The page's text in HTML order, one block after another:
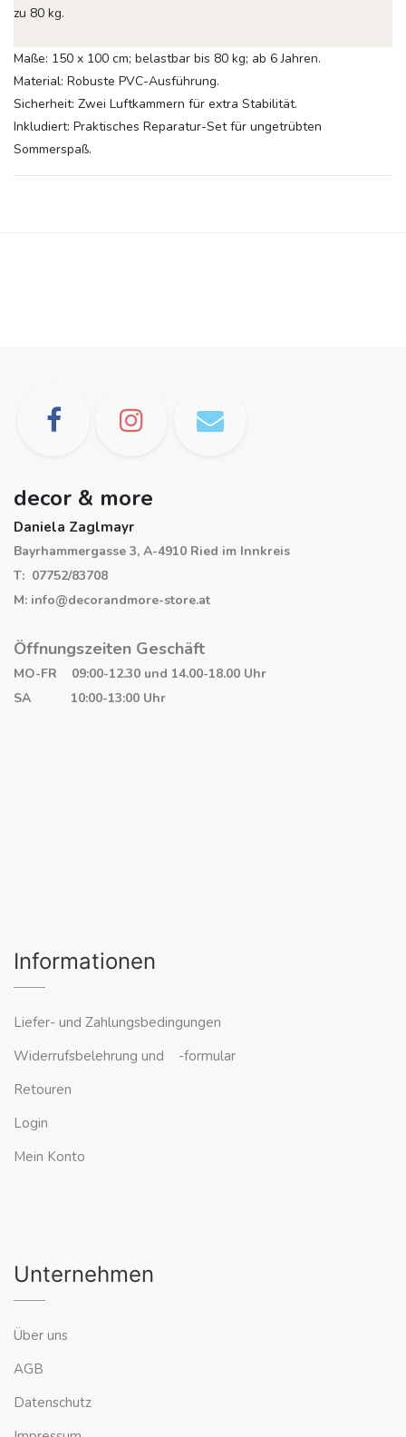
zu 80 kg.
Maße: 150 x 100 cm; belastbar bis 80 kg; ab 6 Jahren.
Material: Robuste PVC-Ausführung.
Sicherheit: Zwei Luftkammern für extra Stabilität.
Inkludiert: Praktisches Reparatur-Set für ungetrübten
Sommerspaß.
decor & more
Daniela Zaglmayr
Bayrhammergasse 3, A-4910 Ried im Innkreis
T: 07752/83708
M: info@decorandmore-store.at
Öffnungszeiten Geschäft
MO-FR 09:00-12.30 und 14.00-18.00 Uhr
SA 10:00-13:00 Uhr
Informationen
Liefer- und Zahlungsbedingungen
Widerrufsbelehrung und -formular
Retouren
Login
Mein Konto
Unternehmen
Über uns
AGB
Datenschutz